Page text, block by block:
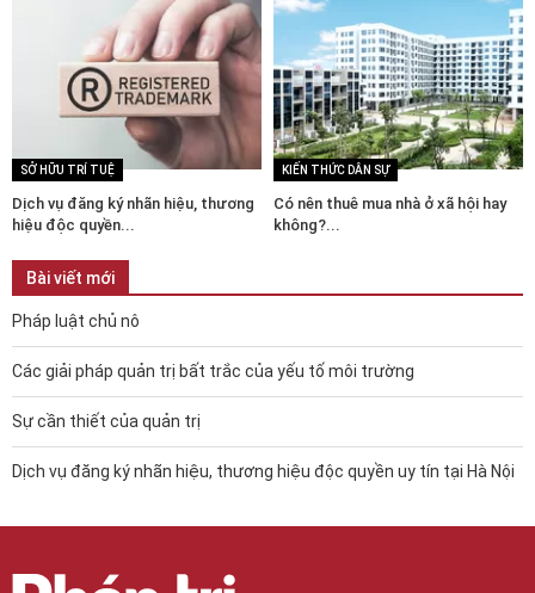
SỞ HỮU TRÍ TUỆ
Dịch vụ đăng ký nhãn hiệu, thương
hiệu độc quyền...
KIẾN THỨC DÂN SỰ
Có nên thuê mua nhà ở xã hội hay
không?...
Bài viết mới
Pháp luật chủ nô
Các giải pháp quản trị bất trắc của yếu tố môi trường
Sự cần thiết của quản trị
Dịch vụ đăng ký nhãn hiệu, thương hiệu độc quyền uy tín tại Hà Nội